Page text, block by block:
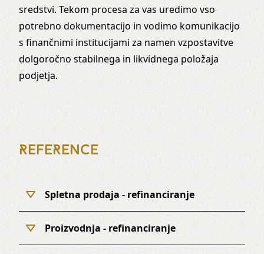
sredstvi. Tekom procesa za vas uredimo vso
potrebno dokumentacijo in vodimo komunikacijo
s finančnimi institucijami za namen vzpostavitve
dolgoročno stabilnega in likvidnega položaja
podjetja.
REFERENCE
Spletna prodaja - refinanciranje
Proizvodnja - refinanciranje